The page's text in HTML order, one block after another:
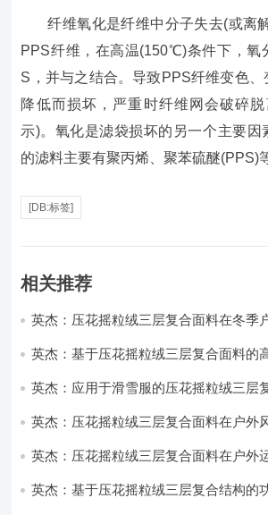
纤维氧化是纤维中分子失去(或离
PPS纤维，在高温(150℃)条件下，氧
S，并与之结合。导致PPS纤维变色
降低而损坏，严重时纤维网会破碎
示)。氧化是滤袋损坏的另一个主要因
的滤料主要有聚丙烯、聚苯硫醚(PPS)
[DB:标签]
相关推荐
英杰：压花摇粒绒三层复合面料在冬季
英杰：基于压花摇粒绒三层复合面料的
英杰：应用于滑雪服的压花摇粒绒三层
英杰：压花摇粒绒三层复合面料在户外
英杰：压花摇粒绒三层复合面料在户外
英杰：基于压花摇粒绒三层复合结构的